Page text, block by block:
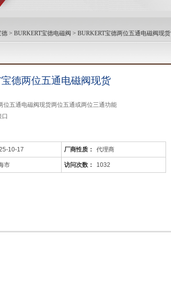
德 > BURKERT宝德电磁阀 > BURKERT宝德两位五通电磁阀现货
宝德两位五通电磁阀现货
位五通电磁阀现货两位五通或两位三通功能
口
磁阀适用于驱动气动
流也能可靠地开关。
10-17 厂商性质： 代理商
市 访问次数： 1032